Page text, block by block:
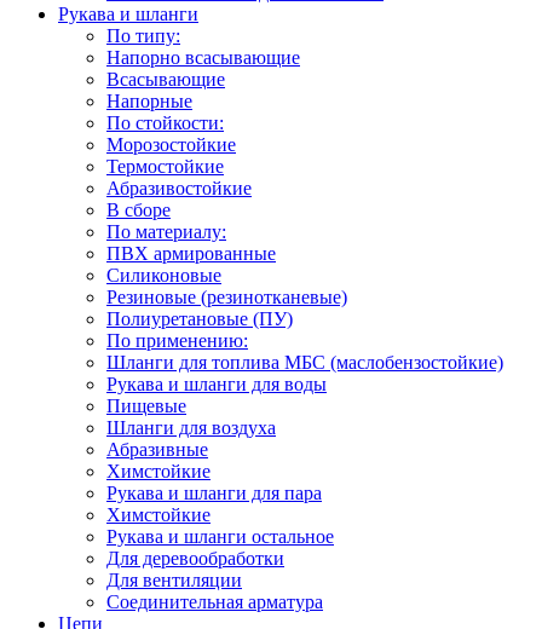
Рукава и шланги
По типу:
Напорно всасывающие
Всасывающие
Напорные
По стойкости:
Морозостойкие
Термостойкие
Абразивостойкие
В сборе
По материалу:
ПВХ армированные
Силиконовые
Резиновые (резинотканевые)
Полиуретановые (ПУ)
По применению:
Шланги для топлива МБС (маслобензостойкие)
Рукава и шланги для воды
Пищевые
Шланги для воздуха
Абразивные
Химстойкие
Рукава и шланги для пара
Химстойкие
Рукава и шланги остальное
Для деревообработки
Для вентиляции
Соединительная арматура
Цепи